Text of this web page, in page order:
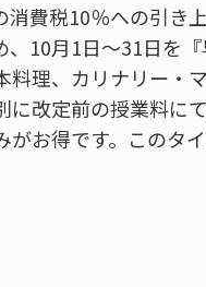
消費税10％への引き
、10月1日～31日を
料理、カリナリー・
に改定前の授業料に
がお得です。このタ